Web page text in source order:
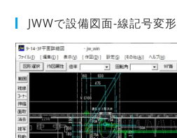
JWWで設備図面-線記号変形